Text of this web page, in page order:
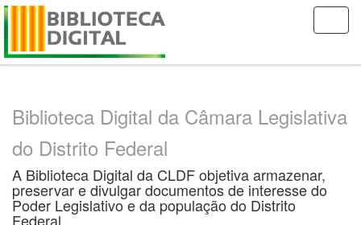
Skip
Biblioteca Digital da Câmara Legislativa
do Distrito Federal
A Biblioteca Digital da CLDF objetiva armazenar,
preservar e divulgar documentos de interesse do
Poder Legislativo e da população do Distrito
Federal.